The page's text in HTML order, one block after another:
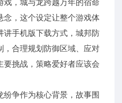
念，这个设定让整个游戏体
讲手机版下载方式，城邦防
，合理规划防御区域、应对
挑战，策略爱好者应该会
争作为核心背景，故事围